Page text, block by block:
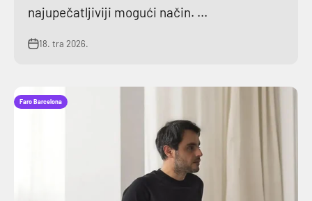
najupečatljiviji mogući način. ...
18. tra 2026.
Faro Barcelona